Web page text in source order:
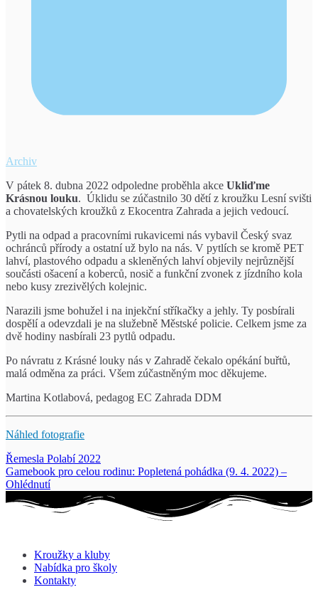
Archiv
V pátek 8. dubna 2022 odpoledne proběhla akce Ukliďme
Krásnou louku. Úklidu se zúčastnilo 30 dětí z kroužku Lesní svišti
a chovatelských kroužků z Ekocentra Zahrada a jejich vedoucí.
Pytli na odpad a pracovními rukavicemi nás vybavil Český svaz
ochránců přírody a ostatní už bylo na nás. V pytlích se kromě PET
lahví, plastového odpadu a skleněných lahví objevily nejrůznější
součásti ošacení a koberců, nosič a funkční zvonek z jízdního kola
nebo kusy zrezivělých kolejnic.
Narazili jsme bohužel i na injekční stříkačky a jehly. Ty posbírali
dospělí a odevzdali je na služebně Městské policie. Celkem jsme za
dvě hodiny nasbírali 23 pytlů odpadu.
Po návratu z Krásné louky nás v Zahradě čekalo opékání buřtů,
malá odměna za práci. Všem zúčastněným moc děkujeme.
Martina Kotlabová, pedagog EC Zahrada DDM
Náhled fotografie
Navigace
pro
příspěvek
Řemesla Polabí 2022
Gamebook pro celou rodinu: Popletená pohádka (9. 4. 2022) –
Ohlédnutí
Kroužky a kluby
Nabídka pro školy
Kontakty